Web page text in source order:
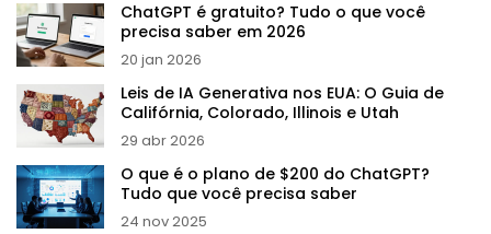
ChatGPT é gratuito? Tudo o que você
precisa saber em 2026
20 jan 2026
Leis de IA Generativa nos EUA: O Guia de
Califórnia, Colorado, Illinois e Utah
29 abr 2026
O que é o plano de $200 do ChatGPT?
Tudo que você precisa saber
24 nov 2025